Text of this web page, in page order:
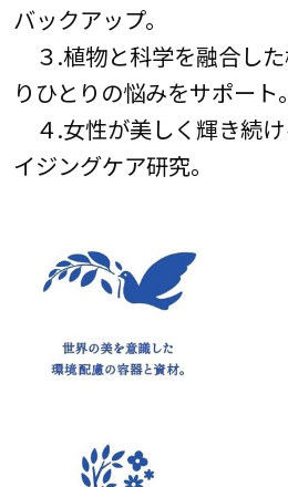
バックアップ。
３.植物と科学を融合し
りひとりの悩みをサポート。
４.女性が美しく輝き続
イジングケア研究。